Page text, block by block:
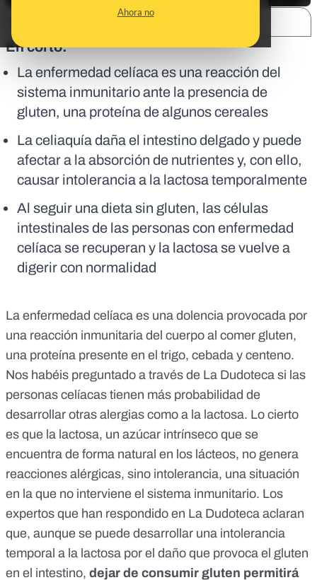
Ahora no
En corto:
La enfermedad celíaca es una reacción del
sistema inmunitario ante la presencia de
gluten, una proteína de algunos cereales
La celiaquía daña el intestino delgado y puede
afectar a la absorción de nutrientes y, con ello,
causar intolerancia a la lactosa temporalmente
Al seguir una dieta sin gluten, las células
intestinales de las personas con enfermedad
celíaca se recuperan y la lactosa se vuelve a
digerir con normalidad
La enfermedad celíaca es una dolencia provocada por
una reacción inmunitaria del cuerpo al comer gluten,
una proteína presente en el trigo, cebada y centeno.
Nos habéis preguntado a través de La Dudoteca si las
personas celíacas tienen más probabilidad de
desarrollar otras alergias como a la lactosa. Lo cierto
es que la lactosa, un azúcar intrínseco que se
encuentra de forma natural en los lácteos, no genera
reacciones alérgicas, sino intolerancia, una situación
en la que no interviene el sistema inmunitario. Los
expertos que han respondido en La Dudoteca aclaran
que, aunque se puede desarrollar una intolerancia
temporal a la lactosa por el daño que provoca el gluten
en el intestino, dejar de consumir gluten permitirá